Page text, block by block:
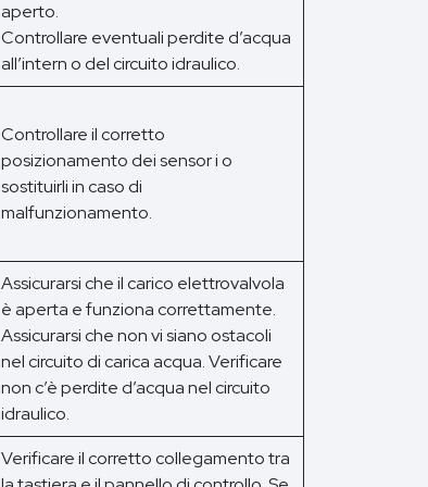
aperto.
Controllare eventuali perdite d’acqua
all’intern o del circuito idraulico.
Controllare il corretto
posizionamento dei sensor i o
sostituirli in caso di
malfunzionamento.
Assicurarsi che il carico elettrovalvola
è aperta e funziona correttamente.
Assicurarsi che non vi siano ostacoli
nel circuito di carica acqua. Verificare
non c’è perdite d’acqua nel circuito
idraulico.
Verificare il corretto collegamento tra